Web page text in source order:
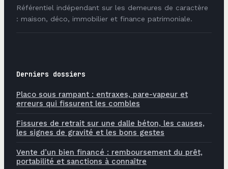
Référentiel indépendant sur les demeures de caractère
: maison, déco, immobilier et finance patrimoniale.
Derniers dossiers
Placo sous rampant : entraxes, pare-vapeur et
erreurs qui fissurent les combles
Fissures de retrait sur une dalle béton, les causes,
les signes de gravité et les bons gestes
Vente d’un bien financé : remboursement du prêt,
portabilité et sanctions à connaître